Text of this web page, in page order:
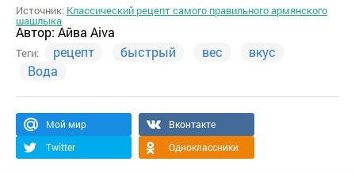
Источник: Классический рецепт самого правильного армянского
шашлыка
Автор: Айва Aiva
Теги: рецепт быстрый вес
вкус
Вода
Мой мир
Вконтакте
Twitter
Одноклассники